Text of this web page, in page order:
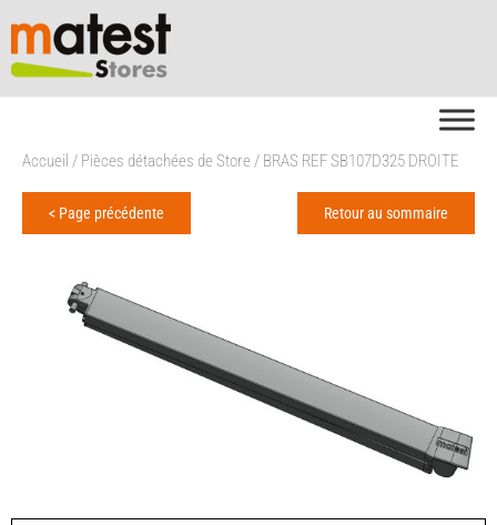
Accueil / Pièces détachées de Store / BRAS REF SB107D325 DROITE
< Page précédente Retour au sommaire